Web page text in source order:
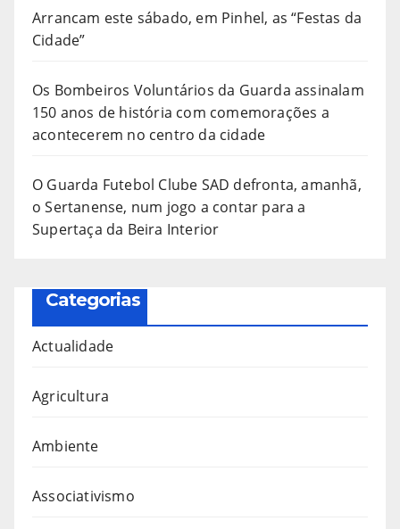
Arrancam este sábado, em Pinhel, as “Festas da
Cidade”
Os Bombeiros Voluntários da Guarda assinalam
150 anos de história com comemorações a
acontecerem no centro da cidade
O Guarda Futebol Clube SAD defronta, amanhã,
o Sertanense, num jogo a contar para a
Supertaça da Beira Interior
Categorias
Actualidade
Agricultura
Ambiente
Associativismo